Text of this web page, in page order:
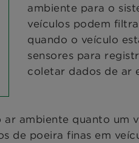
ambiente para o
veículos podem
quando o veículo
sensores para
coletar dados de ar
ambiente quanto um
poeira finas em